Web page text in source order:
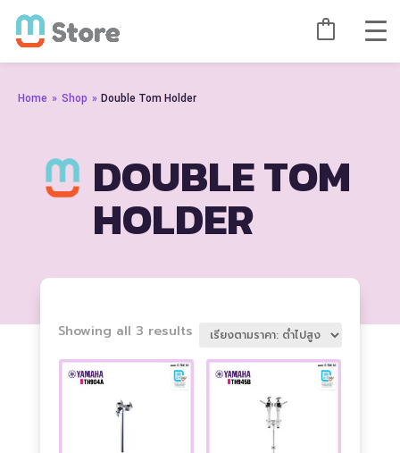
Home » Shop » Double Tom Holder
DOUBLE TOM
HOLDER
Showing all 3 resultsSorted
price: